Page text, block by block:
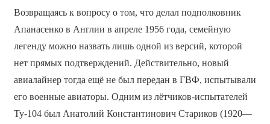
Возвращаясь к вопросу о том, что делал подполковник
Апанасенко в Англии в апреле 1956 года, семейную
легенду можно назвать лишь одной из версий, которой
нет прямых подтверждений. Действительно, новый
авиалайнер тогда ещё не был передан в ГВФ, испытывали
его военные авиаторы. Одним из лётчиков-испытателей
Ту-104 был Анатолий Константинович Стариков (1920—